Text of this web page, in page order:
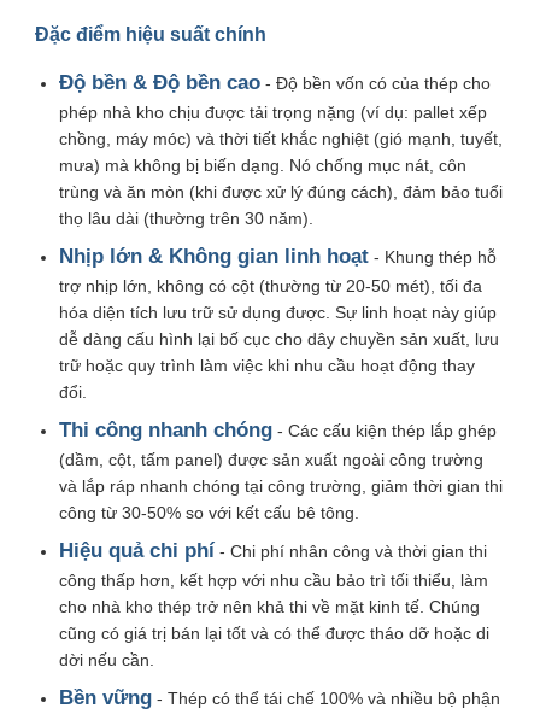
Vật liệu xây dựng bằng thép
Ngôi nhà gia cầm
chuồng bò
Chuồng ngựa
Nhà để xe bằng thép
Đặc điểm hiệu suất chính
Độ bền & Độ bền cao - Độ bền vốn có của thép cho
phép nhà kho chịu được tải trọng nặng (ví dụ: pallet xếp
chồng, máy móc) và thời tiết khắc nghiệt (gió mạnh, tuyết,
mưa) mà không bị biến dạng. Nó chống mục nát, côn
trùng và ăn mòn (khi được xử lý đúng cách), đảm bảo tuổi
thọ lâu dài (thường trên 30 năm).
Nhịp lớn & Không gian linh hoạt - Khung thép hỗ
trợ nhịp lớn, không có cột (thường từ 20-50 mét), tối đa
hóa diện tích lưu trữ sử dụng được. Sự linh hoạt này giúp
dễ dàng cấu hình lại bố cục cho dây chuyền sản xuất, lưu
trữ hoặc quy trình làm việc khi nhu cầu hoạt động thay
đổi.
Thi công nhanh chóng - Các cấu kiện thép lắp ghép
(dầm, cột, tấm panel) được sản xuất ngoài công trường
và lắp ráp nhanh chóng tại công trường, giảm thời gian thi
công từ 30-50% so với kết cấu bê tông.
Hiệu quả chi phí - Chi phí nhân công và thời gian thi
công thấp hơn, kết hợp với nhu cầu bảo trì tối thiểu, làm
cho nhà kho thép trở nên khả thi về mặt kinh tế. Chúng
cũng có giá trị bán lại tốt và có thể được tháo dỡ hoặc di
dời nếu cần.
Bền vững - Thép có thể tái chế 100% và nhiều bộ phận